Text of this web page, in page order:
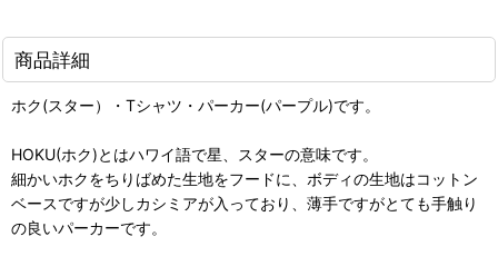
商品詳細
ホク(スター）・Tシャツ・パーカー(パープル)です。
HOKU(ホク)とはハワイ語で星、スターの意味です。
細かいホクをちりばめた生地をフードに、ボディの生地はコットン
ベースですが少しカシミアが入っており、薄手ですがとても手触り
の良いパーカーです。